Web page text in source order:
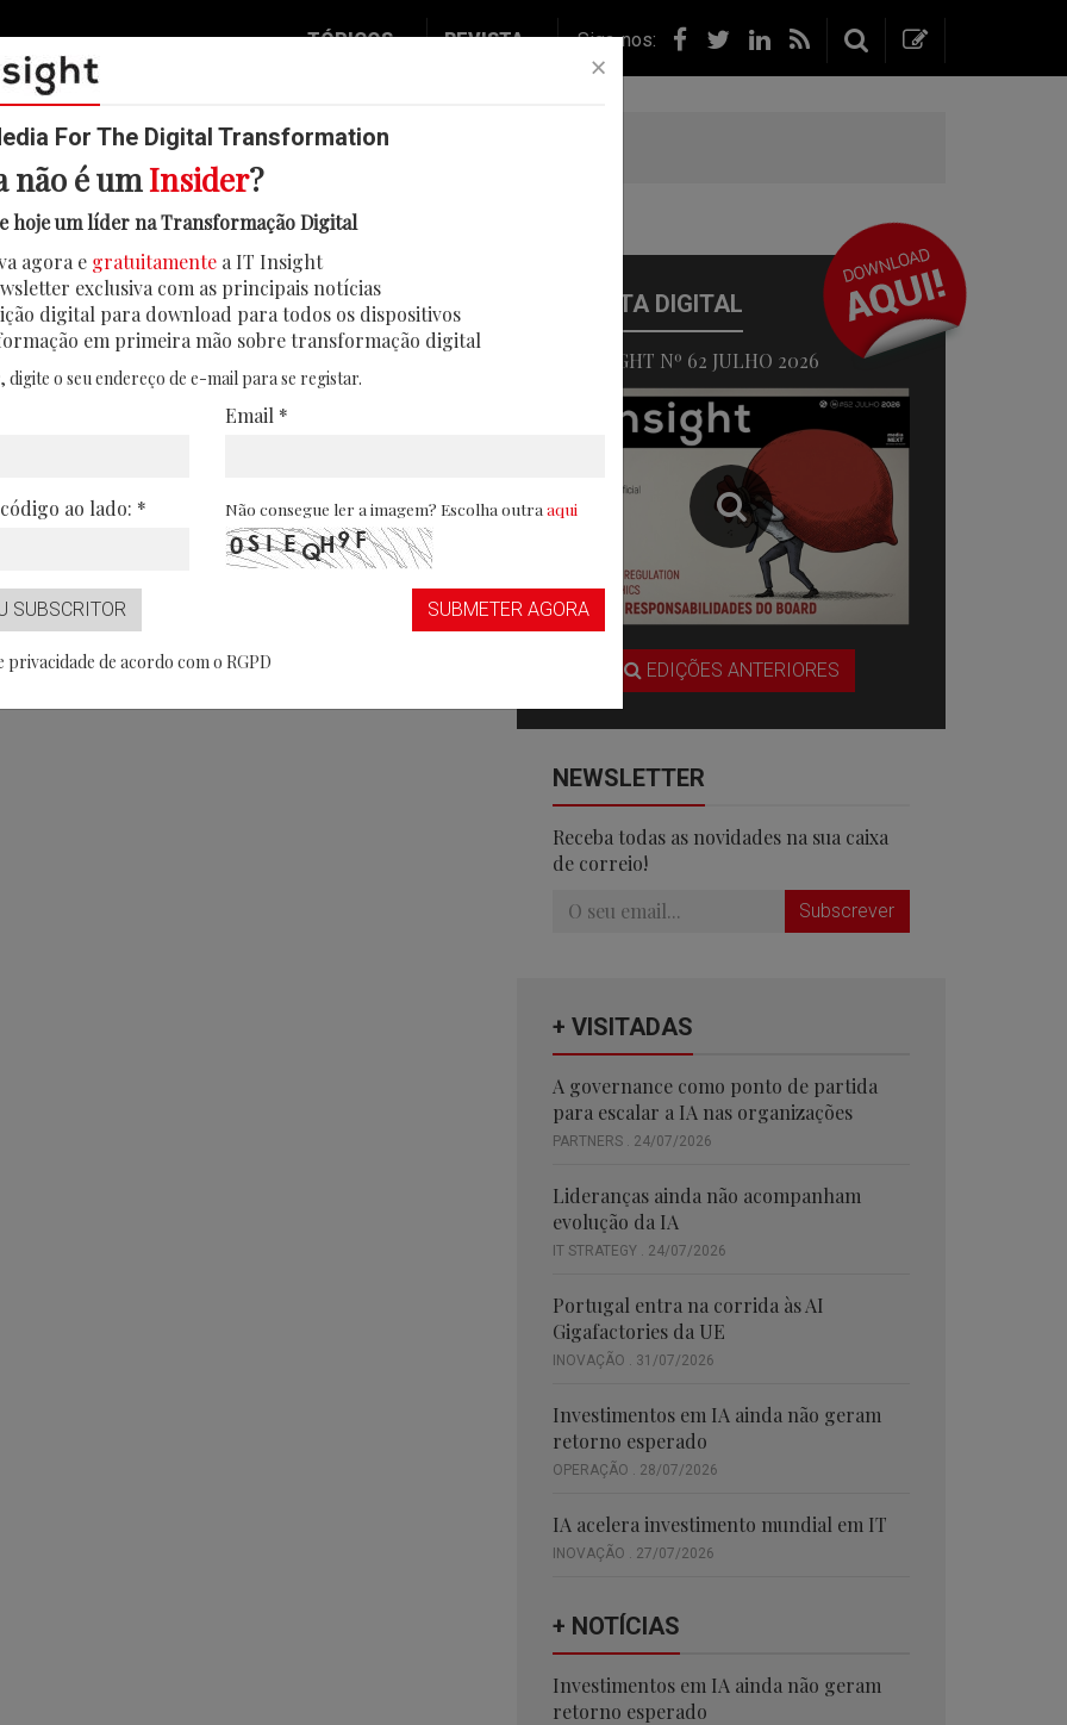
TÓPICOS
Digital
IT Strategy
Operação
Podcast
REVISTA
Partners
Siga-nos: FACEBOOK
TWITTERLINKEDIN
RSS
PESQUISAPESQUISA
| Henrique Carreiro
REVISTA DIGITAL
IT INSIGHT Nº 62 JULHO 2026
EDIÇÕES ANTERIORES
NEWSLETTER
Receba todas as novidades na sua caixa
de correio!
Subscrever
+ VISITADAS
A governance como ponto de partida
para escalar a IA nas organizações
PARTNERS . 24/07/2026
Lideranças ainda não acompanham
evolução da IA
IT STRATEGY . 24/07/2026
Portugal entra na corrida às AI
Gigafactories da UE
INOVAÇÃO . 31/07/2026
Investimentos em IA ainda não geram
retorno esperado
OPERAÇÃO . 28/07/2026
IA acelera investimento mundial em IT
INOVAÇÃO . 27/07/2026
+ NOTÍCIAS
Investimentos em IA ainda não geram
retorno esperado
×
For The Digital Transformation
não é umInsider?
hoje um líder na Transformação Digital
agora e gratuitamente a IT Insight
exclusiva com as principais notícias
digital para download para todos os dispositivos
em primeira mão sobre transformação digital
o seu endereço de e-mail para se registar.
Email *
ao lado: * Não consegue ler a imagem? Escolha outraaqui
SUBSCRITOR SUBMETER AGORA
privacidade de acordo com o RGPD